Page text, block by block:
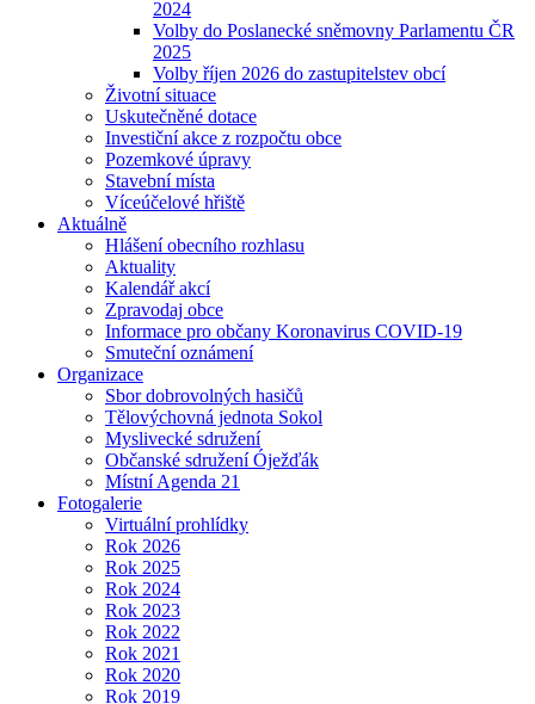
2024
Volby do Poslanecké sněmovny Parlamentu ČR
2025
Volby říjen 2026 do zastupitelstev obcí
Životní situace
Uskutečněné dotace
Investiční akce z rozpočtu obce
Pozemkové úpravy
Stavební místa
Víceúčelové hřiště
Aktuálně
Hlášení obecního rozhlasu
Aktuality
Kalendář akcí
Zpravodaj obce
Informace pro občany Koronavirus COVID-19
Smuteční oznámení
Organizace
Sbor dobrovolných hasičů
Tělovýchovná jednota Sokol
Myslivecké sdružení
Občanské sdružení Óježďák
Místní Agenda 21
Fotogalerie
Virtuální prohlídky
Rok 2026
Rok 2025
Rok 2024
Rok 2023
Rok 2022
Rok 2021
Rok 2020
Rok 2019